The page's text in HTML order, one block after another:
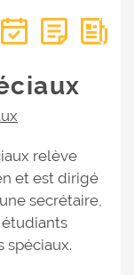
relève
et est dirigé
secrétaire,
spéciaux.